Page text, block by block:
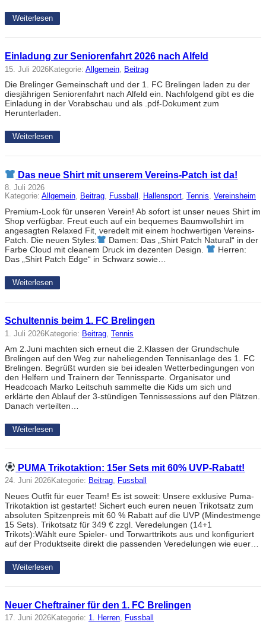
Weiterlesen
Einladung zur Seniorenfahrt 2026 nach Alfeld
15. Juli 2026Kategorie: Allgemein Beitrag
Die Brelinger Gemeinschaft und der 1. FC Brelingen laden zu der
diesjährigen Seniorenfahrt nach Alfeld ein. Nachfolgend gibt es die
Einladung in der Vorabschau und als .pdf-Dokument zum
Herunterladen.
Weiterlesen
Das neue Shirt mit unserem Vereins-Patch ist da!
8. Juli 2026
Kategorie: Allgemein, Beitrag, Fussball , Hallensport, Tennis, Vereinsheim
Premium-Look für unseren Verein! Ab sofort ist unser neues Shirt im
Shop verfügbar. Freut euch auf ein bequemes Baumwollshirt im
angesagten Relaxed Fit, veredelt mit einem hochwertigen Vereins-
Patch. Die neuen Styles:
Damen: Das „Shirt Patch Natural“ in der
Farbe Cloud mit cleanem Druck im dezenten Design.
Herren:
Das „Shirt Patch Edge“ in Schwarz sowie…
Weiterlesen
Schultennis beim 1. FC Brelingen
1. Juli 2026Kategorie: Beitrag Tennis
Am 2.Juni machten sich erneut die 2.Klassen der Grundschule
Brelingen auf den Weg zur naheliegenden Tennisanlage des 1. FC
Brelingen. Begrüßt wurden sie bei idealen Wetterbedingungen von
den Helfern und Trainern der Tennissparte. Organisator und
Headcoach Marko Leitschuh sammelte die Kids um sich und
erklärte den Ablauf der 3-stündigen Tennissessions auf den Plätzen.
Danach verteilten…
Weiterlesen
PUMA Trikotaktion: 15er Sets mit 60% UVP-Rabatt!
24. Juni 2026Kategorie: Beitrag, Fussball
Neues Outfit für euer Team! Es ist soweit: Unsere exklusive Puma-
Trikotaktion ist gestartet! Sichert euch euren neuen Trikotsatz zum
absoluten Spitzenpreis mit 60 % Rabatt auf die UVP (Mindestmenge
15 Sets). Trikotsatz für 349 € zzgl. Veredelungen (14+1
Trikots):Wählt eure Spieler- und Torwarttrikots aus und konfiguriert
auf der Produktseite direkt die passenden Veredelungen wie euer…
Weiterlesen
Neuer Cheftrainer für den 1. FC Brelingen
17. Juni 2026Kategorie: 1. Herren, Fussball